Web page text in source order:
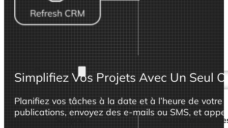
Ressources
Support
Autres
Simplifiez Vos Projets Avec Un Seul
Planifiez vos tâches à la date et à l’heure de
publications, envoyez des e-mails ou SMS, et